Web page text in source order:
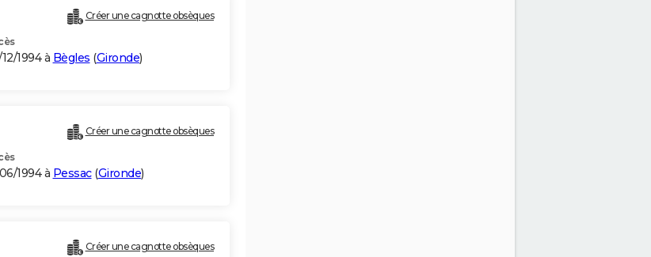
Créer une cagnotte obsèques
1994 à Bègles (Gironde)
Créer une cagnotte obsèques
1994 à Pessac(Gironde)
Créer une cagnotte obsèques